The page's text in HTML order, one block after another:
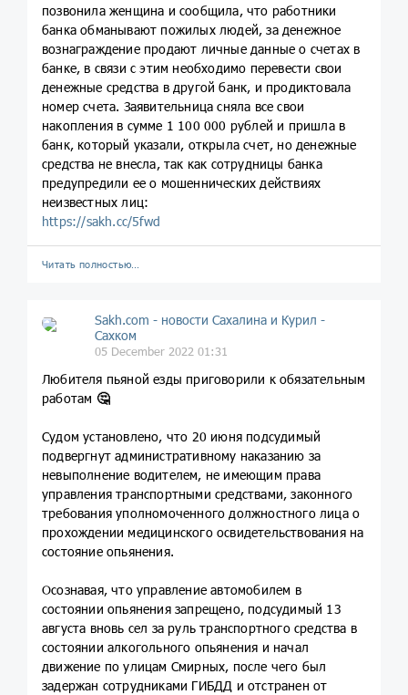
позвонила женщина и сообщила, что работники
банка обманывают пожилых людей, за денежное
вознаграждение продают личные данные о счетах в
банке, в связи с этим необходимо перевести свои
денежные средства в другой банк, и продиктовала
номер счета. Заявительница сняла все свои
накопления в сумме 1 100 000 рублей и пришла в
банк, который указали, открыла счет, но денежные
средства не внесла, так как сотрудницы банка
предупредили ее о мошеннических действиях
неизвестных лиц:
https://sakh.cc/5fwd
Читать полностью…
Sakh.com - новости Сахалина и Курил -
Сахком
05 December 2022 01:31
Любителя пьяной езды приговорили к обязательным
работам 🤔
Судом установлено, что 20 июня подсудимый
подвергнут административному наказанию за
невыполнение водителем, не имеющим права
управления транспортными средствами, законного
требования уполномоченного должностного лица о
прохождении медицинского освидетельствования на
состояние опьянения.
Осознавая, что управление автомобилем в
состоянии опьянения запрещено, подсудимый 13
августа вновь сел за руль транспортного средства в
состоянии алкогольного опьянения и начал
движение по улицам Смирных, после чего был
задержан сотрудниками ГИБДД и отстранен от